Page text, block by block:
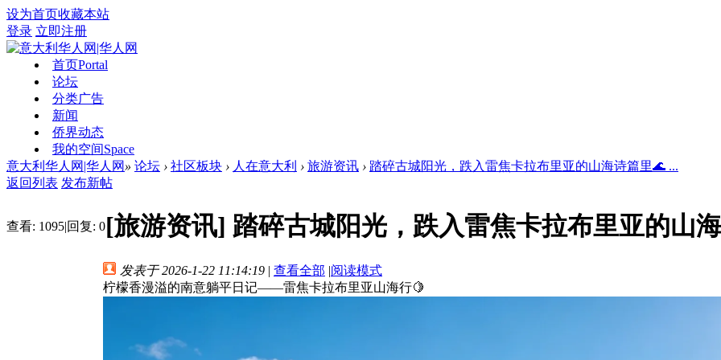
设为首页收藏本站
登录 立即注册
首页Portal
论坛
分类广告
新闻
侨界动态
我的空间Space
意大利华人网|华人网 » 论坛 › 社区板块 › 人在意大利 › 旅游资讯 › 踏碎古城阳光，跌入雷焦卡拉布里亚的山海诗篇里🌊 ...
返回列表 发布新帖
查看: 1095|回复: 0[旅游资讯] 踏碎古城阳光，跌入雷焦卡拉布里亚的山
发表于 2026-1-22 11:14:19 | 查看全部 |阅读模式
柠檬香漫溢的南意躺平日记——雷焦卡拉布里亚山海行🍋